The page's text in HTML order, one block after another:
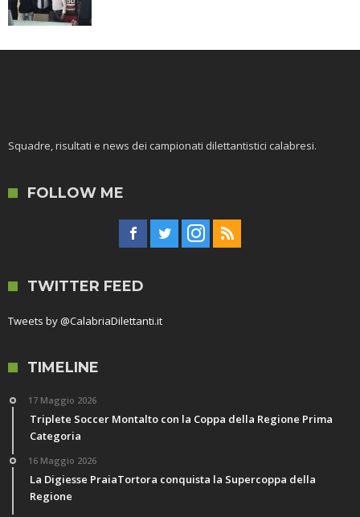
Squadre, risultati e news dei campionati dilettantistici calabresi.
FOLLOW ME
TWITTER FEED
Tweets by @CalabriaDilettanti.it
TIMELINE
17 Maggio 2026
Triplete Soccer Montalto con la Coppa della Regione Prima
Categoria
16 Maggio 2026
La Digiesse PraiaTortora conquista la Supercoppa della
Regione